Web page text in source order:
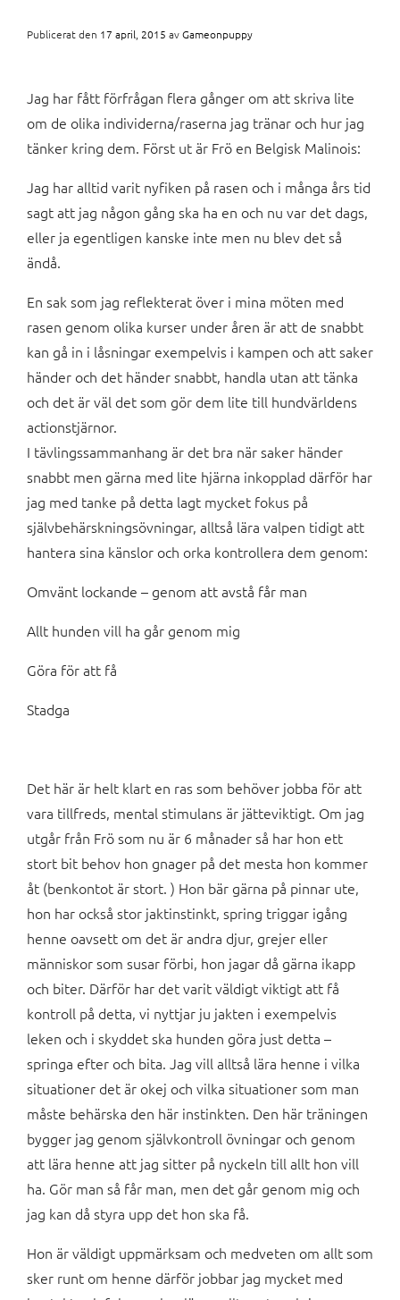
Publicerat den 17 april, 2015 avGameonpuppy
Jag har fått förfrågan flera gånger om att skriva lite
om de olika individerna/raserna jag tränar och hur jag
tänker kring dem. Först ut är Frö en Belgisk Malinois:
Jag har alltid varit nyfiken på rasen och i många års tid
sagt att jag någon gång ska ha en och nu var det dags,
eller ja egentligen kanske inte men nu blev det så
ändå.
En sak som jag reflekterat över i mina möten med
rasen genom olika kurser under åren är att de snabbt
kan gå in i låsningar exempelvis i kampen och att saker
händer och det händer snabbt, handla utan att tänka
och det är väl det som gör dem lite till hundvärldens
actionstjärnor.
I tävlingssammanhang är det bra när saker händer
snabbt men gärna med lite hjärna inkopplad därför har
jag med tanke på detta lagt mycket fokus på
självbehärskningsövningar, alltså lära valpen tidigt att
hantera sina känslor och orka kontrollera dem genom:
Omvänt lockande – genom att avstå får man
Allt hunden vill ha går genom mig
Göra för att få
Stadga
Det här är helt klart en ras som behöver jobba för att
vara tillfreds, mental stimulans är jätteviktigt. Om jag
utgår från Frö som nu är 6 månader så har hon ett
stort bit behov hon gnager på det mesta hon kommer
åt (benkontot är stort. ) Hon bär gärna på pinnar ute,
hon har också stor jaktinstinkt, spring triggar igång
henne oavsett om det är andra djur, grejer eller
människor som susar förbi, hon jagar då gärna ikapp
och biter. Därför har det varit väldigt viktigt att få
kontroll på detta, vi nyttjar ju jakten i exempelvis
leken och i skyddet ska hunden göra just detta –
springa efter och bita. Jag vill alltså lära henne i vilka
situationer det är okej och vilka situationer som man
måste behärska den här instinkten. Den här träningen
bygger jag genom självkontroll övningar och genom
att lära henne att jag sitter på nyckeln till allt hon vill
ha. Gör man så får man, men det går genom mig och
jag kan då styra upp det hon ska få.
Hon är väldigt uppmärksam och medveten om allt som
sker runt om henne därför jobbar jag mycket med